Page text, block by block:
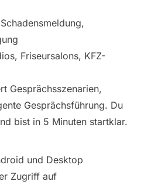
Friseursalons, KFZ-
Gesprächsszenarien,
Gesprächsführung. Du
bist in 5 Minuten startklar.
und Desktop
Zugriff auf